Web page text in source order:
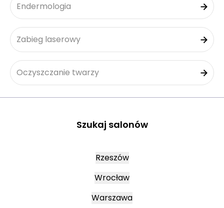
Endermologia
Zabieg laserowy
Oczyszczanie twarzy
Szukaj salonów
Rzeszów
Wrocław
Warszawa